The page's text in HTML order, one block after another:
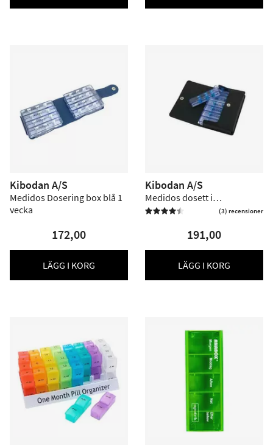
Kibodan A/S
Medidos Dosering box blå 1
vecka
172,00
LÄGG I KORG
Kibodan A/S
Medidos dosett i
konstläderetui - 1 st
 (3) recensioner
191,00
LÄGG I KORG